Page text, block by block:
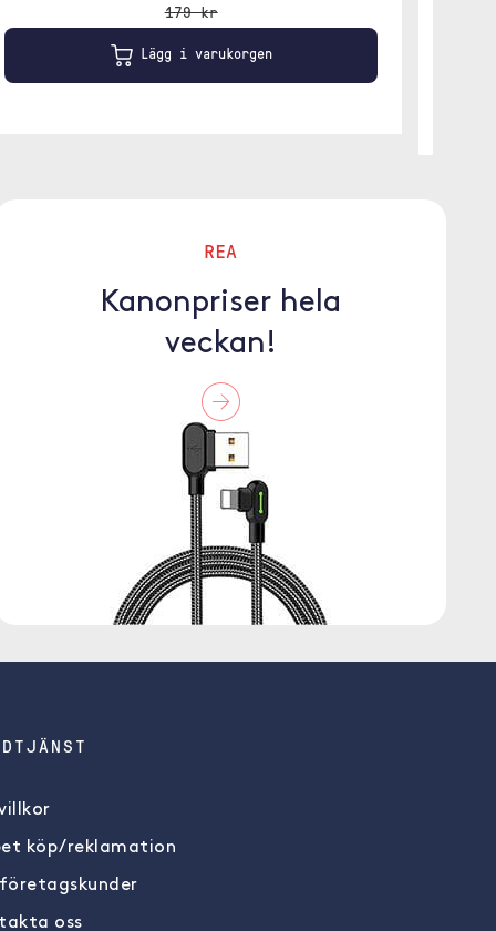
179 kr
Lägg i varukorgen
REA
Kanonpriser hela
veckan!
köp/reklamation
oss